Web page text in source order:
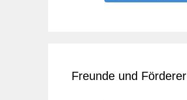
Freunde und Förderer